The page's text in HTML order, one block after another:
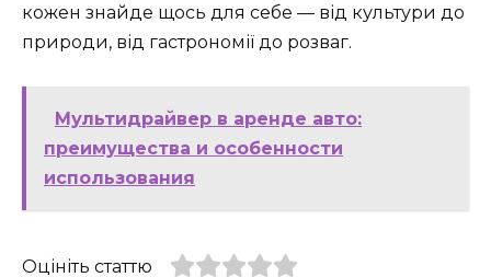
кожен знайде щось для себе — від культури до
природи, від гастрономії до розваг.
Мультидрайвер в аренде авто:
преимущества и особенности
использования
Оцініть статтю